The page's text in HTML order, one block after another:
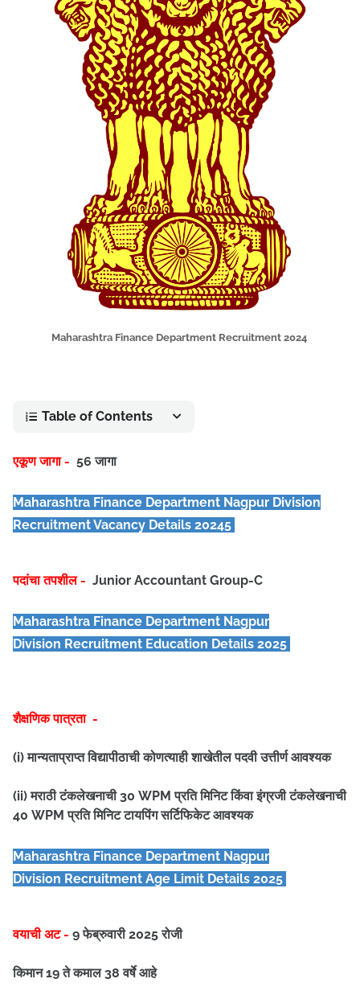
Maharashtra Finance Department Recruitment 2024
Table of Contents
एकूण जागा - 56 जागा
Maharashtra Finance Department Nagpur Division
Recruitment Vacancy Details 20245
पदांचा तपशील - Junior Accountant Group-C
Maharashtra Finance Department Nagpur
Division Recruitment Education Details 2025
शैक्षणिक पात्रता -
(i) मान्यताप्राप्त विद्यापीठाची कोणत्याही शाखेतील पदवी उत्तीर्ण आवश्यक
(ii) मराठी टंकलेखनाची 30 WPM प्रति मिनिट किंवा इंग्रजी टंकलेखनाची
40 WPM प्रति मिनिट टायपिंग सर्टिफिकेट आवश्यक
Maharashtra Finance Department Nagpur
Division Recruitment Age Limit Details 2025
वयाची अट - 9 फेब्रुवारी 2025 रोजी
किमान 19 ते कमाल 38 वर्षे आहे